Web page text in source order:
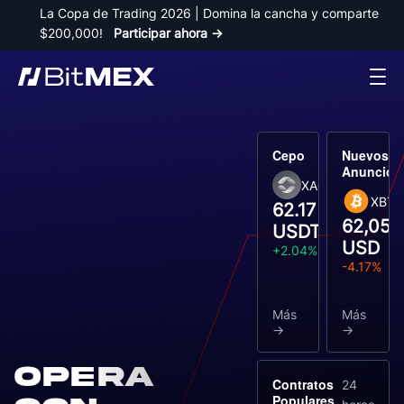
La Copa de Trading 2026 | Domina la cancha y comparte
$200,000!
Participar ahora →
Opera
Cepo
XAGUSDT
62.17
USDT
+2.04%
Más
Nuevos
Anuncios
USD
-4.17%
Más
Contratos
Populares
24